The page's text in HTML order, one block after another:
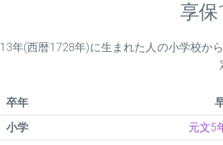
享保
13年(西暦1728年)に生まれた人の小学校か
卒年
小学
元文5